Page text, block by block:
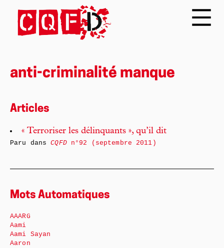
anti-criminalité manque
Articles
« Terroriser les délinquants », qu’il dit
Paru dansCQFDn°92 (septembre 2011)
Mots Automatiques
AAARG
Aami
Aami Sayan
Aaron